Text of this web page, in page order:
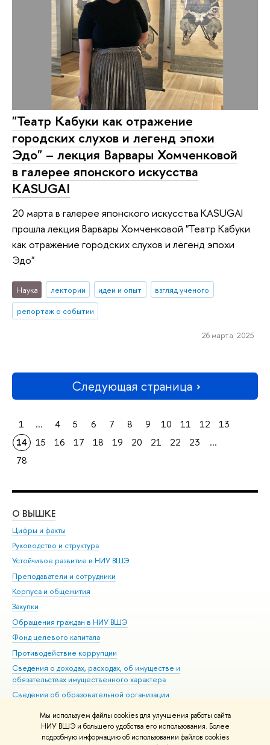
Мы используем файлы cookies для улучшения работы сайта
НИУ ВШЭ и большего удобства его использования. Более
подробную информацию об использовании файлов cookies
"Театр Кабуки как отражение
городских слухов и легенд эпохи
Эдо" – лекция Варвары Хомченковой
в галерее японского искусства
KASUGAI
20 марта в галерее японского искусства KASUGAI
прошла лекция Варвары Хомченковой "Театр Кабуки
как отражение городских слухов и легенд эпохи
Эдо"
Наука лектории идеи и опыт
взгляд ученого
репортаж о событии
26 марта 2025
Следующая страница
1 ... 4 5 6 7 8 9 10 11 12
13
14
15 16 17 18 19 20 21 22 23
...
78
О ВЫШКЕ
Цифры и факты
Руководство и структура
Устойчивое развитие в НИУ ВШЭ
Преподаватели и сотрудники
Корпуса и общежития
Закупки
Обращения граждан в НИУ ВШЭ
Фонд целевого капитала
Противодействие коррупции
Сведения о доходах, расходах, об имуществе и
обязательствах имущественного характера
Сведения об образовательной организации
Людям с ограниченными возможностями здоровья
Единая платежная страница
Работа в Вышке